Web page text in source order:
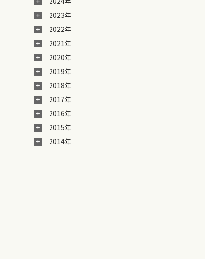
2023年
2022年
2021年
2020年
2019年
2018年
2017年
2016年
2015年
2014年